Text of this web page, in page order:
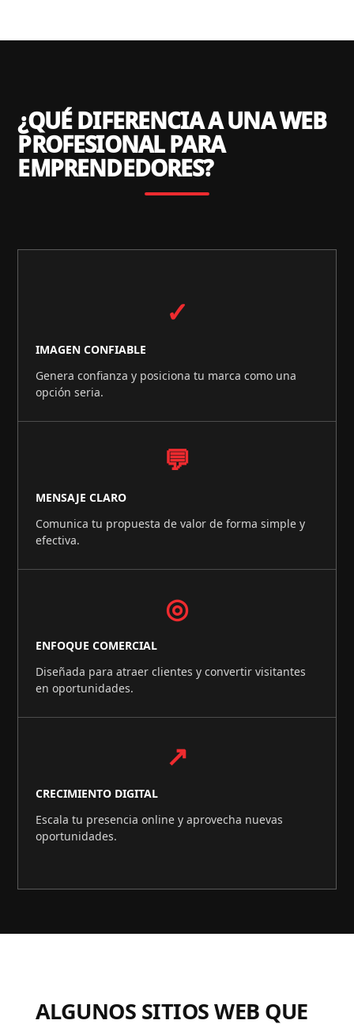
¿QUÉ DIFERENCIA A UNA WEB
PROFESIONAL PARA
EMPRENDEDORES?
✓
IMAGEN CONFIABLE
Genera confianza y posiciona tu marca como una
opción seria.
💬
MENSAJE CLARO
Comunica tu propuesta de valor de forma simple y
efectiva.
◎
ENFOQUE COMERCIAL
Diseñada para atraer clientes y convertir visitantes
en oportunidades.
↗
CRECIMIENTO DIGITAL
Escala tu presencia online y aprovecha nuevas
oportunidades.
ALGUNOS SITIOS WEB QUE